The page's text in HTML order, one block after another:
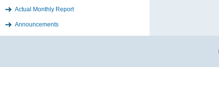
Actual Monthly Report
Announcements